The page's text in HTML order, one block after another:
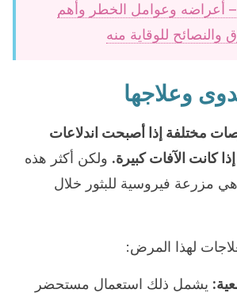
أعراضه وعوامل الخطر وأهم
والنصائح للوقاية منه
وعلاجها
مختلفة إذا أصبحت اندلاعات
كانت الآفات كبيرة. ولكن أكثر هذه
مزرعة فيروسية للبثور خلال
لهذا المرض:
يشمل ذلك استعمال مستحضر